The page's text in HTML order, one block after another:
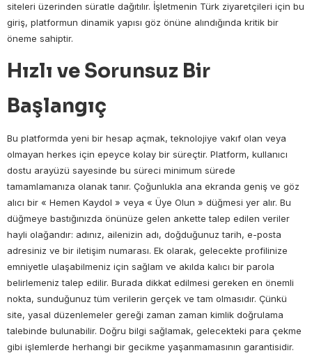
siteleri üzerinden süratle dağıtılır. İşletmenin Türk ziyaretçileri için bu
giriş, platformun dinamik yapısı göz önüne alındığında kritik bir
öneme sahiptir.
Hızlı ve Sorunsuz Bir
Başlangıç
Bu platformda yeni bir hesap açmak, teknolojiye vakıf olan veya
olmayan herkes için epeyce kolay bir süreçtir. Platform, kullanıcı
dostu arayüzü sayesinde bu süreci minimum sürede
tamamlamanıza olanak tanır. Çoğunlukla ana ekranda geniş ve göz
alıcı bir « Hemen Kaydol » veya « Üye Olun » düğmesi yer alır. Bu
düğmeye bastığınızda önünüze gelen ankette talep edilen veriler
hayli olağandır: adınız, ailenizin adı, doğduğunuz tarih, e-posta
adresiniz ve bir iletişim numarası. Ek olarak, gelecekte profilinize
emniyetle ulaşabilmeniz için sağlam ve akılda kalıcı bir parola
belirlemeniz talep edilir. Burada dikkat edilmesi gereken en önemli
nokta, sunduğunuz tüm verilerin gerçek ve tam olmasıdır. Çünkü
site, yasal düzenlemeler gereği zaman zaman kimlik doğrulama
talebinde bulunabilir. Doğru bilgi sağlamak, gelecekteki para çekme
gibi işlemlerde herhangi bir gecikme yaşanmamasının garantisidir.